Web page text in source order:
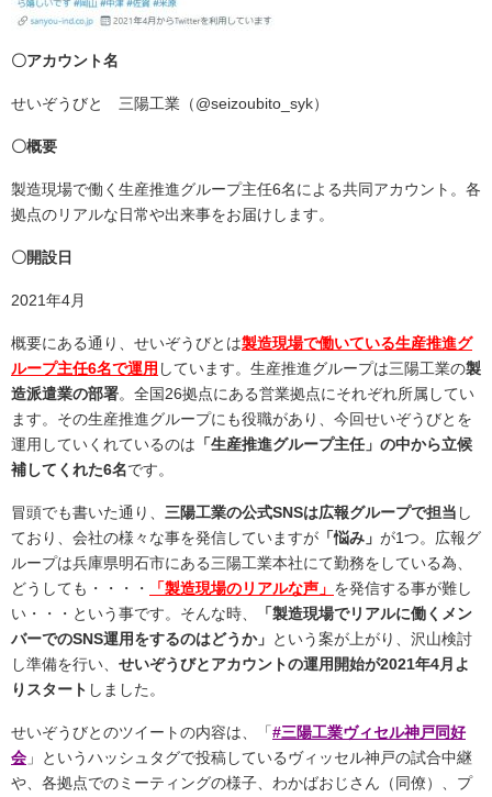
〇アカウント名
せいぞうびと 三陽工業（@seizoubito_syk）
〇概要
製造現場で働く生産推進グループ主任6名による共同アカウント。各
拠点のリアルな日常や出来事をお届けします。
〇開設日
2021年4月
概要にある通り、せいぞうびとは製造現場で働いている生産推進グ
ループ主任6名で運用 しています。生産推進グループは三陽工業の製
造派遣業の部署。全国26拠点にある営業拠点にそれぞれ所属してい
ます。その生産推進グループにも役職があり、今回せいぞうびとを
運用していくれているのは 「生産推進グループ主任」の中から立候
補してくれた6名です。
冒頭でも書いた通り、 三陽工業の公式SNSは広報グループで担当 し
ており、会社の様々な事を発信していますが 「悩み」 が1つ。広報グ
ループは兵庫県明石市にある三陽工業本社にて勤務をしている為、
どうしても・・・・
「製造現場のリアルな声」 を発信する事が難し
い・・・という事です。そんな時、
「製造現場でリアルに働くメン
バーでのSNS運用をするのはどうか」 という案が上がり、沢山検討
し準備を行い、 せいぞうびとアカウントの運用開始が2021年4月よ
りスタート しました。
せいぞうびとのツイートの内容は、「#三陽工業ヴィセル神戸同好
会 」というハッシュタグで投稿しているヴィッセル神戸の試合中継
や、各拠点でのミーティングの様子、わかばおじさん（同僚）、プ